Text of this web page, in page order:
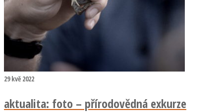
29kvě 2022
aktualita: foto – přírodovědná exkurze